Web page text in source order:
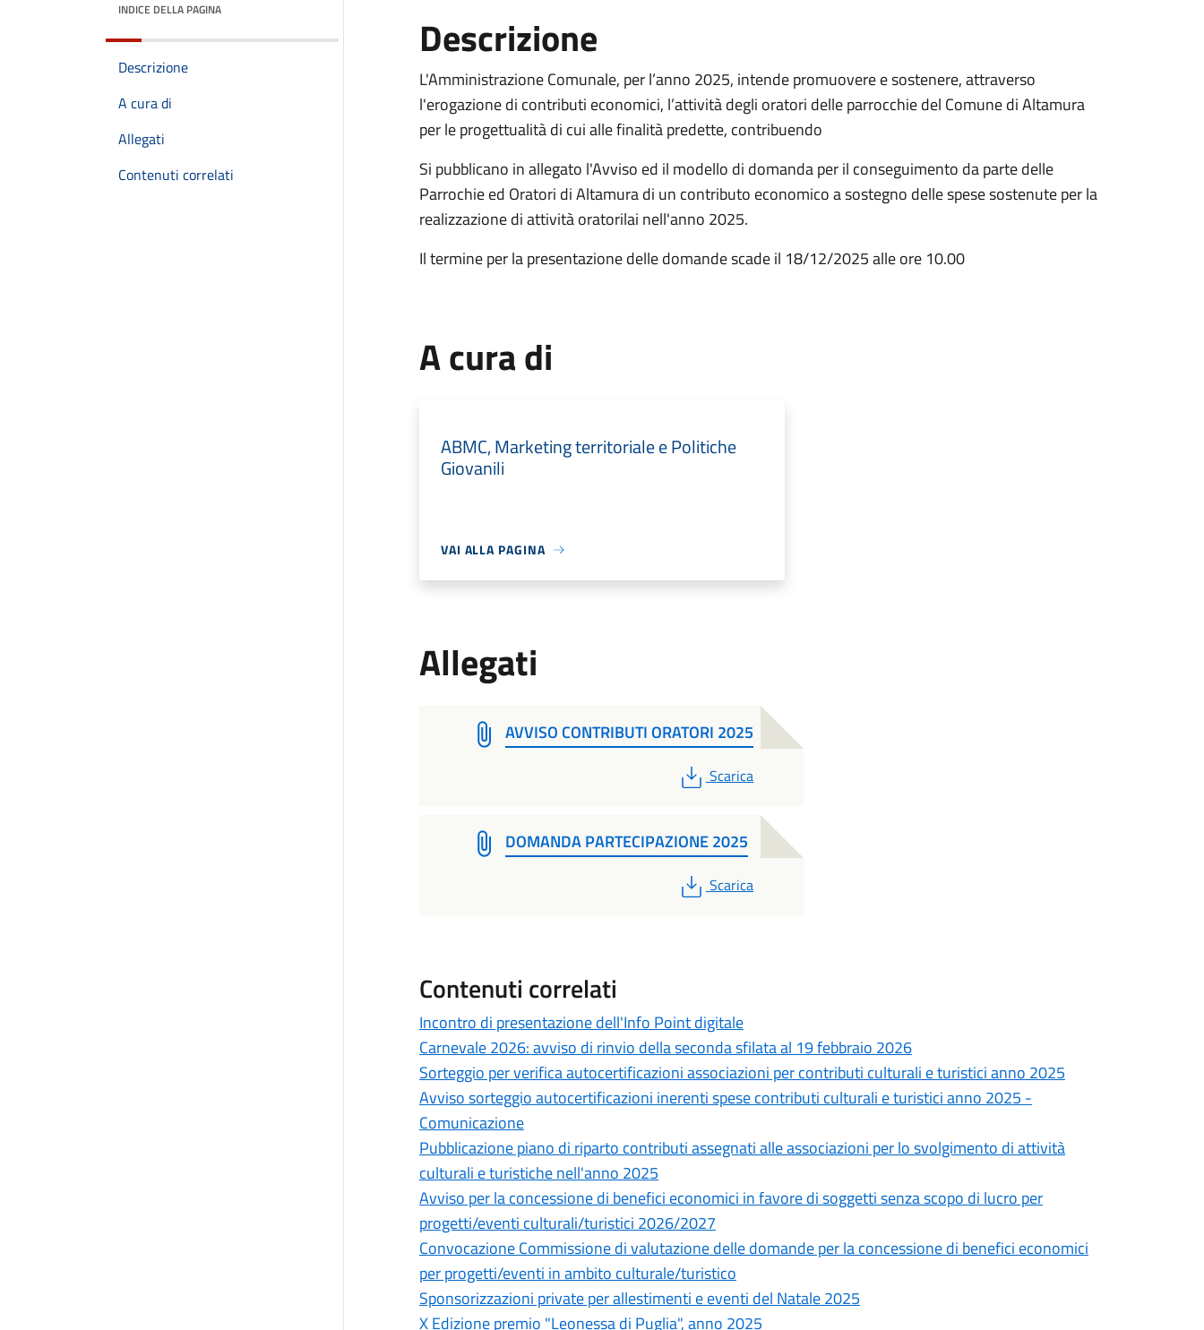
INDICE DELLA PAGINA
Descrizione
A cura di
Allegati
Contenuti correlati
Descrizione
L'Amministrazione Comunale, per l’anno 2025, intende promuovere e sostenere, attraverso
l'erogazione di contributi economici, l’attività degli oratori delle parrocchie del Comune di Altamura
per le progettualità di cui alle finalità predette, contribuendo
Si pubblicano in allegato l'Avviso ed il modello di domanda per il conseguimento da parte delle
Parrochie ed Oratori di Altamura di un contributo economico a sostegno delle spese sostenute per la
realizzazione di attività oratorilai nell'anno 2025.
Il termine per la presentazione delle domande scade il 18/12/2025 alle ore 10.00
A cura di
ABMC, Marketing territoriale e Politiche
Giovanili
VAI ALLA PAGINA
Allegati
AVVISO CONTRIBUTI ORATORI 2025
PDF
Scarica
DOMANDA PARTECIPAZIONE 2025
PDF
Scarica
Contenuti correlati
Incontro di presentazione dell'Info Point digitale
Carnevale 2026: avviso di rinvio della seconda sfilata al 19 febbraio 2026
Sorteggio per verifica autocertificazioni associazioni per contributi culturali e turistici anno 2025
Avviso sorteggio autocertificazioni inerenti spese contributi culturali e turistici anno 2025 -
Comunicazione
Pubblicazione piano di riparto contributi assegnati alle associazioni per lo svolgimento di attività
culturali e turistiche nell'anno 2025
Avviso per la concessione di benefici economici in favore di soggetti senza scopo di lucro per
progetti/eventi culturali/turistici 2026/2027
Convocazione Commissione di valutazione delle domande per la concessione di benefici economici
per progetti/eventi in ambito culturale/turistico
Sponsorizzazioni private per allestimenti e eventi del Natale 2025
X Edizione premio "Leonessa di Puglia", anno 2025